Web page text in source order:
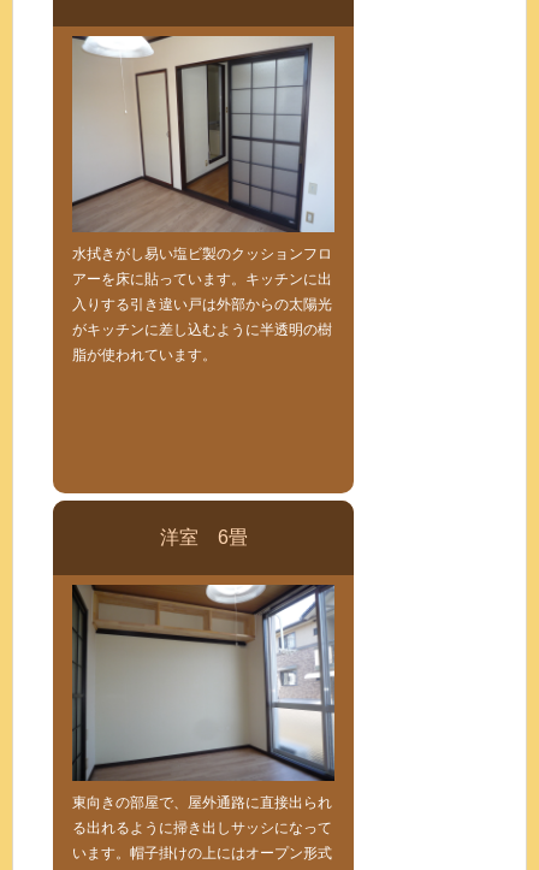
水拭きがし易い塩ビ製のクッションフロ
アーを床に貼っています。キッチンに出
入りする引き違い戸は外部からの太陽光
がキッチンに差し込むように半透明の樹
脂が使われています。
洋室 6畳
東向きの部屋で、屋外通路に直接出られ
る出れるように掃き出しサッシになって
います。帽子掛けの上にはオープン形式